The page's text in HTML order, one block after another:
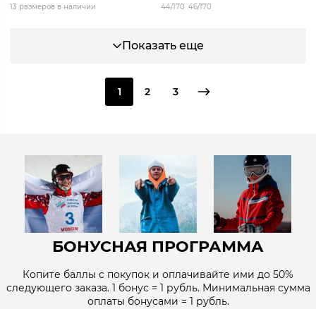
13 размеров в наличии 44/170 46/170
Показать еще
1 2 3
БОНУСНАЯ ПРОГРАММА
Копите баллы с покупок и оплачивайте ими до 50%
следующего заказа. 1 бонус = 1 рубль. Минимальная сумма
оплаты бонусами = 1 рубль.